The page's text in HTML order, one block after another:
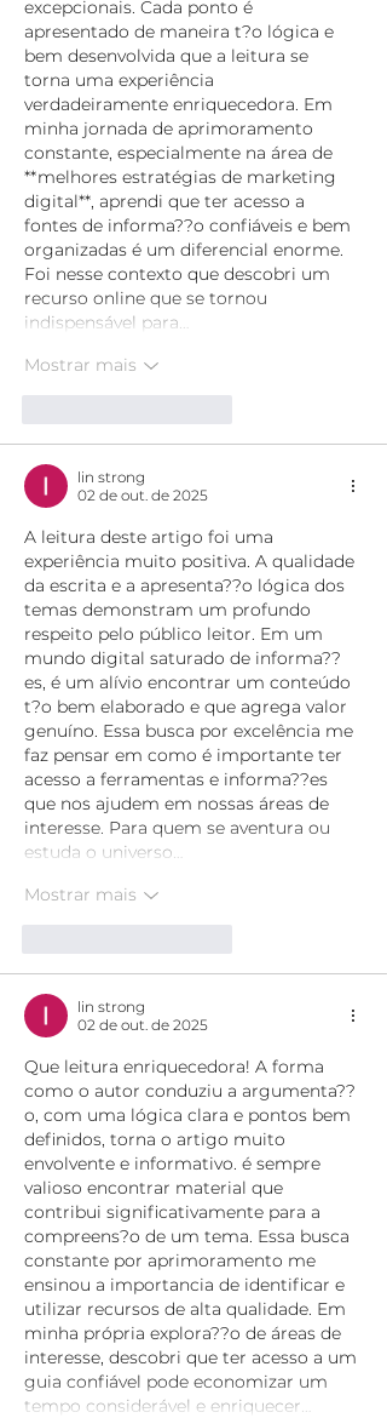
excepcionais. Cada ponto é
apresentado de maneira t?o lógica e
bem desenvolvida que a leitura se
torna uma experiência
verdadeiramente enriquecedora. Em
minha jornada de aprimoramento
constante, especialmente na área de
**melhores estratégias de marketing
digital**, aprendi que ter acesso a
fontes de informa??o confiáveis e bem
organizadas é um diferencial enorme.
Foi nesse contexto que descobri um
recurso online que se tornou
indispensável para…
Mostrar mais
lin strong
02 de out. de 2025
A leitura deste artigo foi uma
experiência muito positiva. A qualidade
da escrita e a apresenta??o lógica dos
temas demonstram um profundo
respeito pelo público leitor. Em um
mundo digital saturado de informa??
es, é um alívio encontrar um conteúdo
t?o bem elaborado e que agrega valor
genuíno. Essa busca por excelência me
faz pensar em como é importante ter
acesso a ferramentas e informa??es
que nos ajudem em nossas áreas de
interesse. Para quem se aventura ou
estuda o universo…
Mostrar mais
lin strong
02 de out. de 2025
Que leitura enriquecedora! A forma
como o autor conduziu a argumenta??
o, com uma lógica clara e pontos bem
definidos, torna o artigo muito
envolvente e informativo. é sempre
valioso encontrar material que
contribui significativamente para a
compreens?o de um tema. Essa busca
constante por aprimoramento me
ensinou a importancia de identificar e
utilizar recursos de alta qualidade. Em
minha própria explora??o de áreas de
interesse, descobri que ter acesso a um
guia confiável pode economizar um
tempo considerável e enriquecer…